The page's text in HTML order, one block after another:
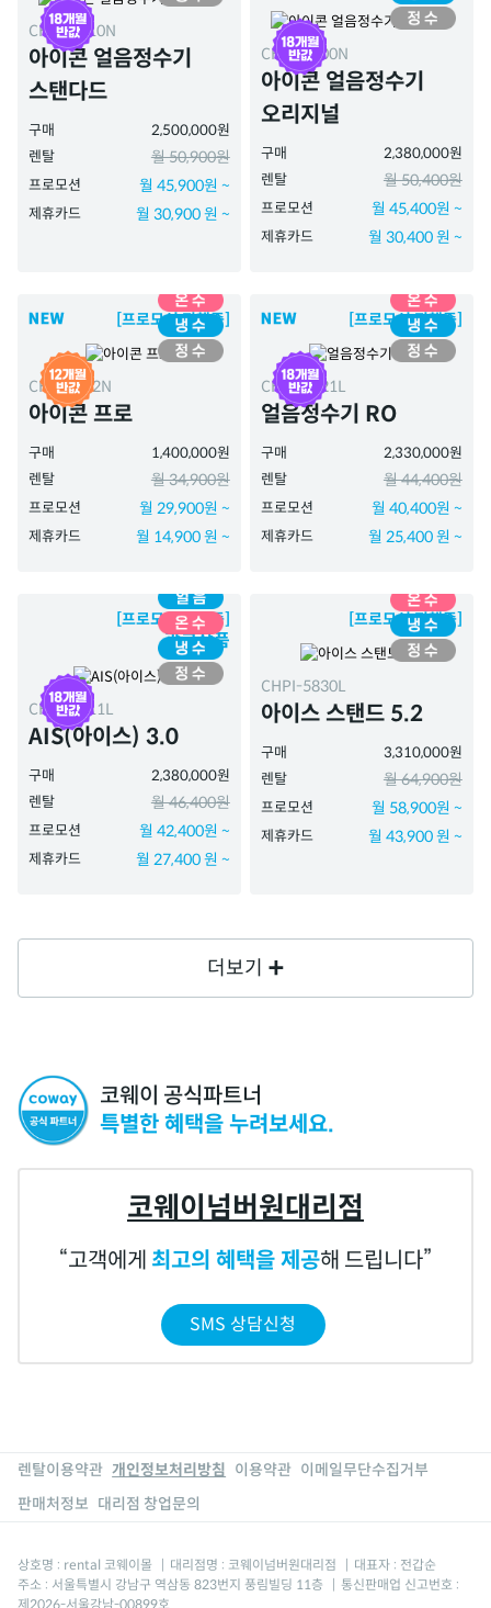
CHPI-7410N
아이콘 얼음정수기
스탠다드
구매
2,500,000원
렌탈
월 50,900원
프로모션 월 45,900원 ~
제휴카드 월 30,900 원 ~
CHPI-7400N
아이콘 얼음정수기
오리지널
구매
2,380,000원
렌탈
월 50,400원
프로모션 월 45,400원 ~
제휴카드 월 30,400 원 ~
[프로모션 진행중]
CHP-7212N
아이콘 프로
구매
1,400,000원
렌탈
월 34,900원
프로모션 월 29,900원 ~
제휴카드 월 14,900 원 ~
[프로모션 진행중]
CHPI-7521L
얼음정수기 RO
구매
2,330,000원
렌탈
월 44,400원
프로모션 월 40,400원 ~
제휴카드 월 25,400 원 ~
[프로모션 진행중]
광고상품
CHPI-7511L
AIS(아이스) 3.0
구매
2,380,000원
렌탈
월 46,400원
프로모션 월 42,400원 ~
제휴카드 월 27,400 원 ~
[프로모션 진행중]
CHPI-5830L
아이스 스탠드 5.2
구매
3,310,000원
렌탈
월 64,900원
프로모션 월 58,900원 ~
제휴카드 월 43,900 원 ~
더보기
코웨이 공식파트너
특별한 혜택을 누려보세요.
코웨이넘버원대리점
고객에게 최고의 혜택을 제공해 드립니다
SMS 상담신청
렌탈이용약관 개인정보처리방침 이용약관 이메일무단수집거부
판매처정보 대리점 창업문의
상호명 : rental 코웨이몰 대리점명 : 코웨이넘버원대리점
대표자 : 전갑순
주소 : 서울특별시 강남구 역삼동 823번지 풍림빌딩 11층
통신판매업 신고번호 :
제2026-서울강남-00899호